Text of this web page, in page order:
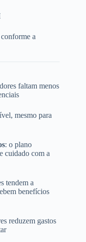
a
faltam menos
mesmo para
: o plano
cuidado com a
tendem a
benefícios
reduzem gastos